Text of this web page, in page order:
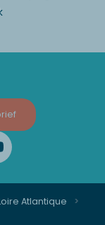
Atlantique